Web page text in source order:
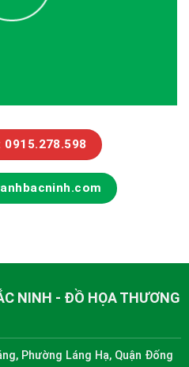
0915.278.598
NINH - ĐỒ HỌA THƯƠNG
Phường Láng Hạ, Quận Đống